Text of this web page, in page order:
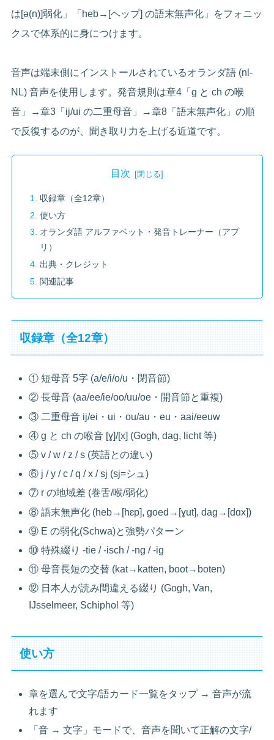
は[ə(n)]弱化」「heb→[ヘップ] の語末無声化」をフォニッ
クスで体系的に身につけます。
音声は端末側にインストールされているオランダ語 (nl-
NL) 音声を使用します。発音規則は章4「g と ch の喉
音」→章3「ij/ui の二重母音」→章8「語末無声化」の順
で反復するのが、聞き取り力を上げる近道です。
目次
収録章（全12章）
使い方
オランダ語 アルファベット・発音トレーナー（アプ
リ）
出典・クレジット
関連記事
収録章（全12章）
① 短母音 5字 (a/e/i/o/u・閉音節)
② 長母音 (aa/ee/ie/oo/uu/oe・開音節と重複)
③ 二重母音 ij/ei・ui・ou/au・eu・aai/eeuw
④ g と ch の喉音 [ɣ]/[x] (Gogh, dag, licht 等)
⑤ v / w / z / s (英語との違い)
⑥ j / y / c / q / x / sj (sj=シュ)
⑦ r の地域差 (巻舌/喉/弱化)
⑧ 語末無声化 (heb→[hɛp], goed→[ɣut], dag→[dɑx])
⑨ E の弱化(Schwa)と強勢パターン
⑩ 特殊綴り -tie / -isch / -ng / -ig
⑪ 母音長短の交替 (kat→katten, boot→boten)
⑫ 日本人が読み間違える綴り (Gogh, Van,
IJsselmeer, Schiphol 等)
使い方
章を選んで文字/語カード一覧をタップ → 音声が流
れます
「音 → 文字」モードで、音声を聞いて正解の文字/